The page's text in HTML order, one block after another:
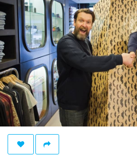
Voel je thuis in Breda | GoodMood
Welkom in Breda
Studentenverenigingen
Studentenraad
Studentenroutes
New in town? Check FAQ!
WONEN
Woonruimte
Inschrijven gemeente